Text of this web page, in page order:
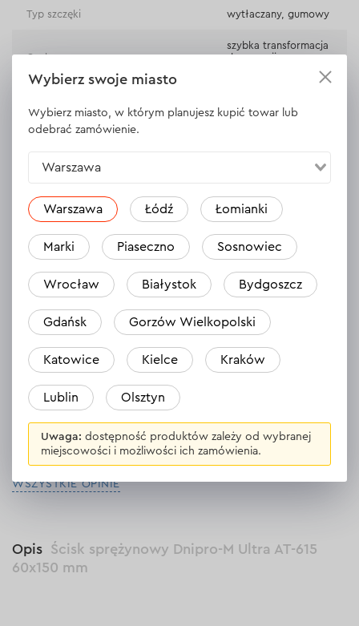
Typ szczęki wytłaczany, gumowy
Cechy
szybka transformacja
do pozycji
Ilość w zestawie
WYŚWIETL DANE TECHNICZNE
Zostaw opinię
Opinie 1
Eustachy
Całkiem solidny ścisk. Za te pieniądze bardzo dobry.
Odpowiedź 1 odpowiedź
WSZYSTKIE OPINIE
Opis
Ścisk sprężynowy Dnipro-M Ultra AT-615
60х150 mm
Wybierz swoje miasto
Wybierz miasto, w którym planujesz kupić towar lub
odebrać zamówienie.
Warszawa
Warszawa Łódź Łomianki
Marki Piaseczno Sosnowiec
Wrocław Białystok Bydgoszcz
Gdańsk Gorzów Wielkopolski
Katowice Kielce Kraków
Lublin Olsztyn
Uwaga: dostępność produktów zależy od wybranej
miejscowości i możliwości ich zamówienia.